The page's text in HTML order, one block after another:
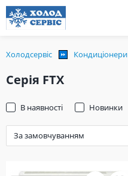
Холодсервіс Кондиціонери
Серія FTX
В наявності Новинки